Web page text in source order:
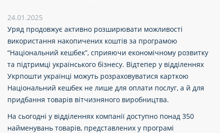
Кар’єра
Для бізнесу
24.01.2025
Уряд продовжує активно розширювати можливості
використання накопичених коштів за програмою
“Національний кешбек”, сприяючи економічному розвитку
та підтримці українського бізнесу. Відтепер у відділеннях
Укрпошти українці можуть розраховуватися карткою
Національний кешбек не лише для оплати послуг, а й для
придбання товарів вітчизняного виробництва.
На сьогодні у відділеннях компанії доступно понад 350
найменувань товарів, представлених у програмі